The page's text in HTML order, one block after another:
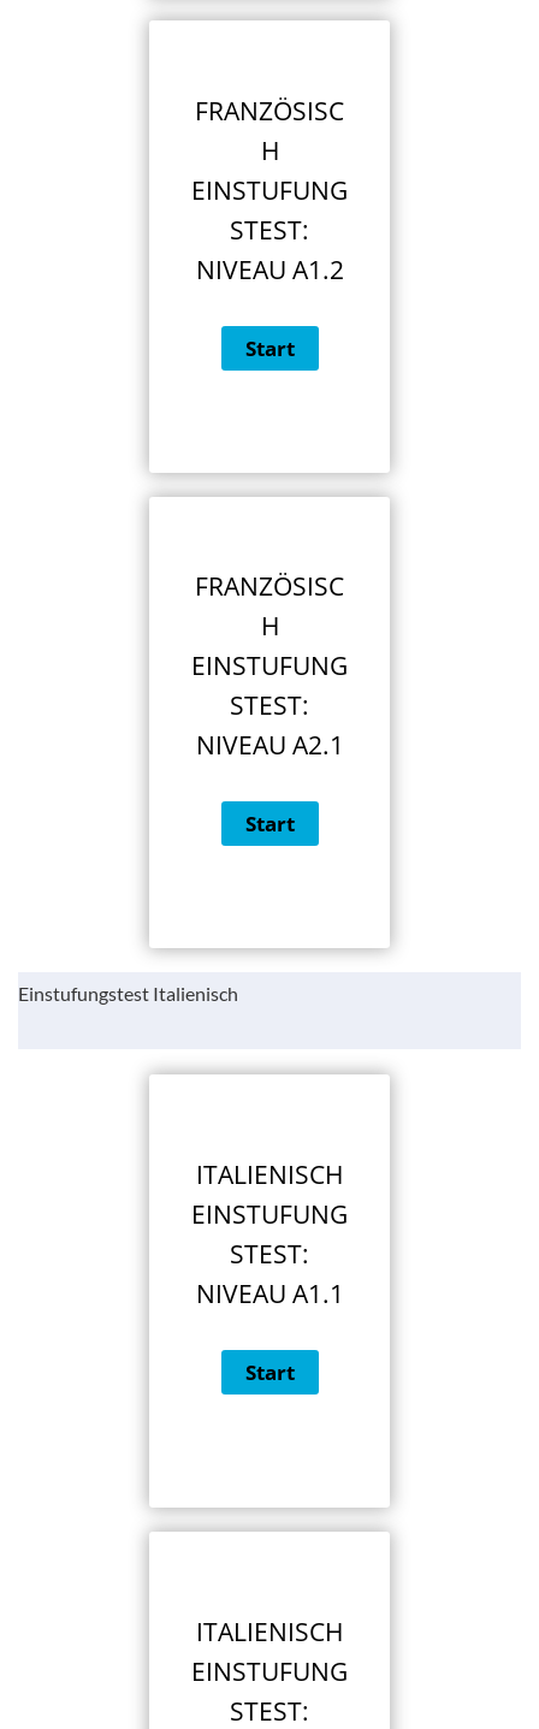
FRANZÖSISC
H
EINSTUFUNG
STEST:
NIVEAU A1.2
FRANZÖSISC
H
EINSTUFUNG
STEST:
NIVEAU A2.1
Einstufungstest Italienisch
ITALIENISCH
EINSTUFUNG
STEST:
NIVEAU A1.1
ITALIENISCH
EINSTUFUNG
STEST: